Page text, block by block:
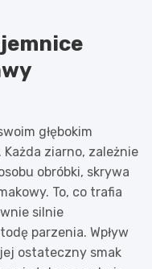
głębokim
ziarno, zależnie
obróbki, skrywa
To, co trafia
silnie
parzenia. Wpływ
ostateczny smak